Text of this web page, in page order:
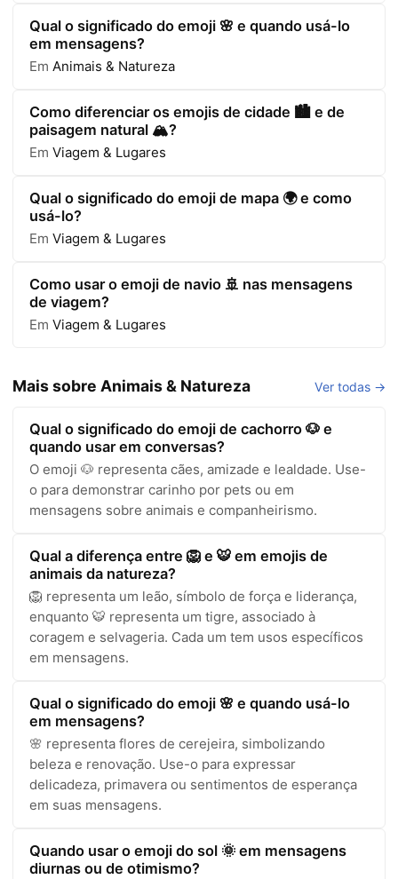
Qual o significado do emoji 🌸 e quando usá-lo
em mensagens?
Em Animais & Natureza
Como diferenciar os emojis de cidade 🏙️ e de
paisagem natural 🏔️?
Em Viagem & Lugares
Qual o significado do emoji de mapa 🌍 e como
usá-lo?
Em Viagem & Lugares
Como usar o emoji de navio 🚢 nas mensagens
de viagem?
Em Viagem & Lugares
Mais sobre Animais & Natureza Ver todas →
Qual o significado do emoji de cachorro 🐶 e
quando usar em conversas?
O emoji 🐶 representa cães, amizade e lealdade. Use-
o para demonstrar carinho por pets ou em
mensagens sobre animais e companheirismo.
Qual a diferença entre 🦁 e 🐯 em emojis de
animais da natureza?
🦁 representa um leão, símbolo de força e liderança,
enquanto 🐯 representa um tigre, associado à
coragem e selvageria. Cada um tem usos específicos
em mensagens.
Qual o significado do emoji 🌸 e quando usá-lo
em mensagens?
🌸 representa flores de cerejeira, simbolizando
beleza e renovação. Use-o para expressar
delicadeza, primavera ou sentimentos de esperança
em suas mensagens.
Quando usar o emoji do sol 🌞 em mensagens
diurnas ou de otimismo?